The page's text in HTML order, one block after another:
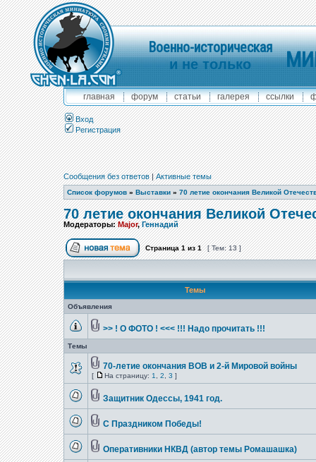
Военно-историческая
и не только
главная форум статьи галерея ссылки
Вход
Регистрация
Сообщения без ответов|Активные темы
Список форумов » Выставки » 70 летие окончания Великой
70 летие окончания Великой
Модераторы:Major,Геннадий
Страница1из1 [ Тем: 13 ]
Темы
Объявления
>> ! О ФОТО ! <<< !!! Надо прочитать !!!
Темы
70-летие окончания ВОВ и 2-й Мировой войны
[ На страницу: 1 2 3 ]
Защитник Одессы, 1941 год.
С Праздником Победы!
Оперативники НКВД (автор темы Ромашашка)